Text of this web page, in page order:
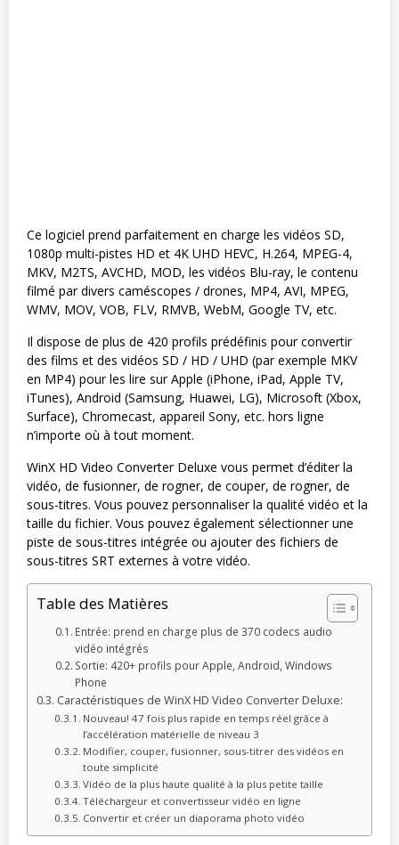
Ce logiciel prend parfaitement en charge les vidéos SD,
1080p multi-pistes HD et 4K UHD HEVC, H.264, MPEG-4,
MKV, M2TS, AVCHD, MOD, les vidéos Blu-ray, le contenu
filmé par divers caméscopes / drones, MP4, AVI, MPEG,
WMV, MOV, VOB, FLV, RMVB, WebM, Google TV, etc.
Il dispose de plus de 420 profils prédéfinis pour convertir
des films et des vidéos SD / HD / UHD (par exemple MKV
en MP4) pour les lire sur Apple (iPhone, iPad, Apple TV,
iTunes), Android (Samsung, Huawei, LG), Microsoft (Xbox,
Surface), Chromecast, appareil Sony, etc. hors ligne
n’importe où à tout moment.
WinX HD Video Converter Deluxe vous permet d’éditer la
vidéo, de fusionner, de rogner, de couper, de rogner, de
sous-titres. Vous pouvez personnaliser la qualité vidéo et la
taille du fichier. Vous pouvez également sélectionner une
piste de sous-titres intégrée ou ajouter des fichiers de
sous-titres SRT externes à votre vidéo.
Table des Matières
Entrée: prend en charge plus de 370 codecs audio
vidéo intégrés
Sortie: 420+ profils pour Apple, Android, Windows
Phone
Caractéristiques de WinX HD Video Converter Deluxe:
Nouveau! 47 fois plus rapide en temps réel grâce à
l’accélération matérielle de niveau 3
Modifier, couper, fusionner, sous-titrer des vidéos en
toute simplicité
Vidéo de la plus haute qualité à la plus petite taille
Téléchargeur et convertisseur vidéo en ligne
Convertir et créer un diaporama photo vidéo